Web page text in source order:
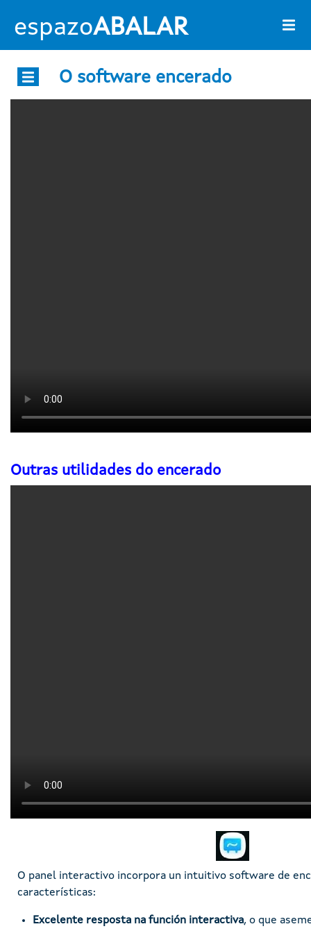
espazoABALAR
O software encerado
Outras utilidades do encerado
O panel interactivo incorpora un intuitivo software de
características:
Excelente resposta na función interactiva, o que